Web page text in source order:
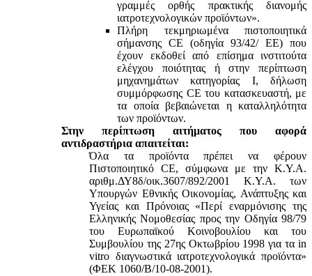
γραμμές ορθής πρακτικής διανομής
ιατροτεχνολογικών προϊόντων».
Πλήρη τεκμηριωμένα πιστοποιητικά
σήμανσης CE (οδηγία 93/42/ ΕΕ) που
έχουν εκδοθεί από επίσημα ινστιτούτα
ελέγχου ποιότητας ή στην περίπτωση
μηχανημάτων κατηγορίας Ι, δήλωση
συμμόρφωσης CE του κατασκευαστή, με
τα οποία βεβαιώνεται η καταλληλότητα
των προϊόντων.
Στην περίπτωση αιτήματος που αφορά
αντιδραστήρια απαιτείται:
Όλα τα προϊόντα πρέπει να φέρουν
Πιστοποιητικό CE, σύμφωνα με την Κ.Υ.Α.
αριθμ.ΔΥ8δ/οικ.3607/892/2001 Κ.Υ.Α. των
Υπουργών Εθνικής Οικονομίας, Ανάπτυξης και
Υγείας και Πρόνοιας «Περί εναρμόνισης της
Ελληνικής Νομοθεσίας προς την Οδηγία 98/79
του Ευρωπαϊκού Κοινοβουλίου και του
Συμβουλίου της 27ης Οκτωβρίου 1998 για τα in
vitro διαγνωστικά ιατροτεχνολογικά προϊόντα»
(ΦΕΚ 1060/Β/10-08-2001).